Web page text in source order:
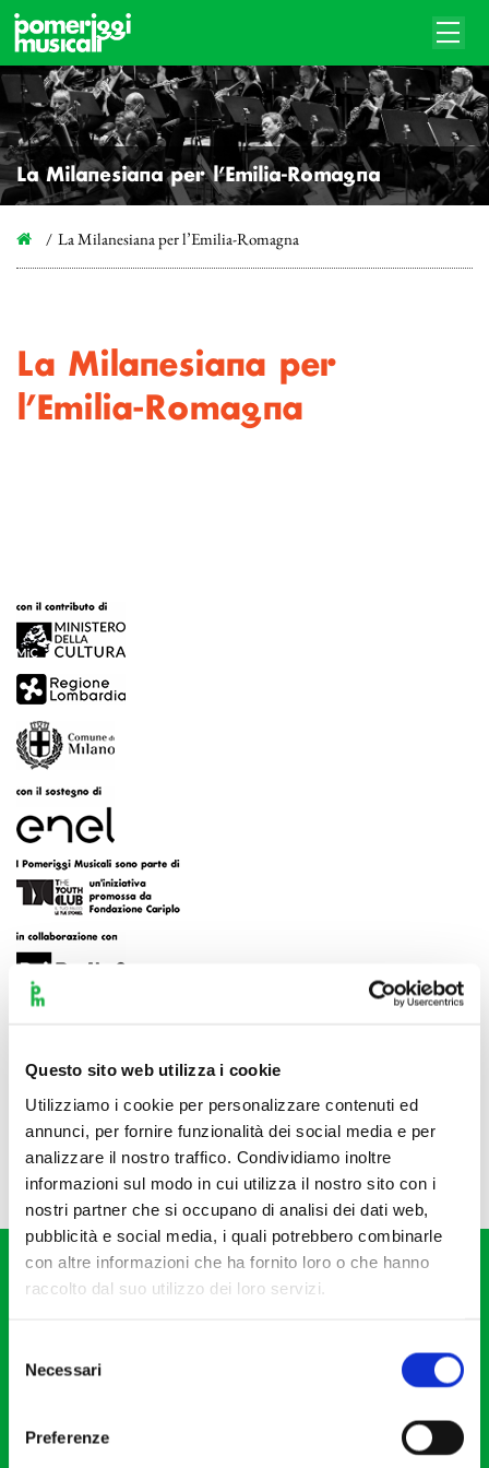
Questo sito web utilizza i cookie
Utilizziamo i cookie per personalizzare contenuti ed
annunci, per fornire funzionalità dei social media e per
analizzare il nostro traffico. Condividiamo inoltre
informazioni sul modo in cui utilizza il nostro sito con i
nostri partner che si occupano di analisi dei dati web,
pubblicità e social media, i quali potrebbero combinarle
con altre informazioni che ha fornito loro o che hanno
raccolto dal suo utilizzo dei loro servizi.
delNecessari
Preferenze
La Milanesiana per l’Emilia-Romagna
La Milanesiana per l’Emilia-Romagna
La Milanesiana per
l’Emilia-Romagna
20121 Milano